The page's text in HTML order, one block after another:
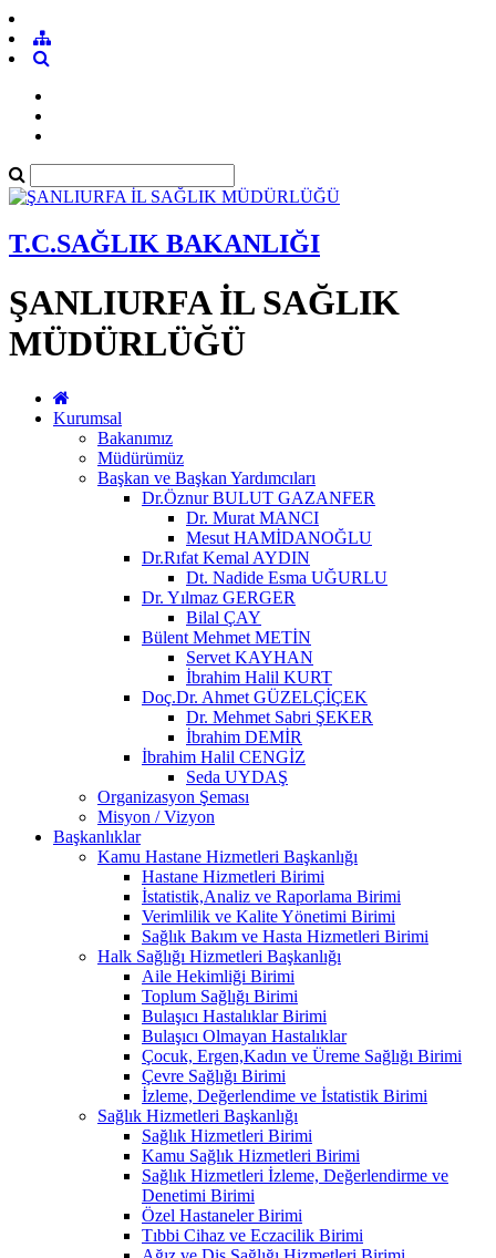
T.C.SAĞLIK BAKANLIĞI
ŞANLIURFA İL SAĞLIK
MÜDÜRLÜĞÜ
Kurumsal
Bakanımız
Müdürümüz
Başkan ve Başkan Yardımcıları
Dr.Öznur BULUT GAZANFER
Dr. Murat MANCI
Mesut HAMİDANOĞLU
Dr.Rıfat Kemal AYDIN
Dt. Nadide Esma UĞURLU
Dr. Yılmaz GERGER
Bilal ÇAY
Bülent Mehmet METİN
Servet KAYHAN
İbrahim Halil KURT
Doç.Dr. Ahmet GÜZELÇİÇEK
Dr. Mehmet Sabri ŞEKER
İbrahim DEMİR
İbrahim Halil CENGİZ
Seda UYDAŞ
Organizasyon Şeması
Misyon / Vizyon
Başkanlıklar
Kamu Hastane Hizmetleri Başkanlığı
Hastane Hizmetleri Birimi
İstatistik,Analiz ve Raporlama Birimi
Verimlilik ve Kalite Yönetimi Birimi
Sağlık Bakım ve Hasta Hizmetleri Birimi
Halk Sağlığı Hizmetleri Başkanlığı
Aile Hekimliği Birimi
Toplum Sağlığı Birimi
Bulaşıcı Hastalıklar Birimi
Bulaşıcı Olmayan Hastalıklar
Çocuk, Ergen,Kadın ve Üreme Sağlığı Birimi
Çevre Sağlığı Birimi
İzleme, Değerlendime ve İstatistik Birimi
Sağlık Hizmetleri Başkanlığı
Sağlık Hizmetleri Birimi
Kamu Sağlık Hizmetleri Birimi
Sağlık Hizmetleri İzleme, Değerlendirme ve
Denetimi Birimi
Özel Hastaneler Birimi
Tıbbi Cihaz ve Eczacilik Birimi